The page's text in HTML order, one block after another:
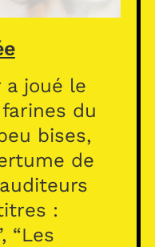
a joué le
du
bises,
de
:
“Les